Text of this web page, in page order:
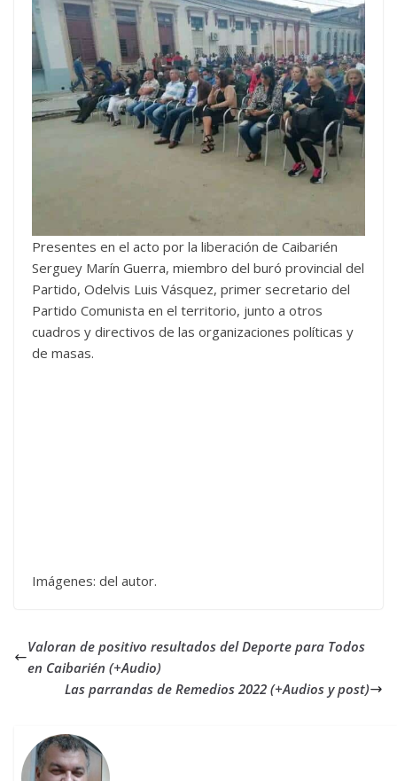
Presentes en el acto por la liberación de Caibarién
Serguey Marín Guerra, miembro del buró provincial del
Partido, Odelvis Luis Vásquez, primer secretario del
Partido Comunista en el territorio, junto a otros
cuadros y directivos de las organizaciones políticas y
de masas.
Imágenes: del autor.
Valoran de positivo resultados del Deporte para Todos
en Caibarién (+Audio)
Las parrandas de Remedios 2022 (+Audios y post)